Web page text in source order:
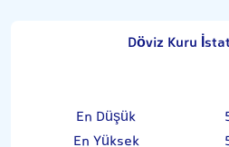
Döviz Kuru
En Düşük
En Yüksek